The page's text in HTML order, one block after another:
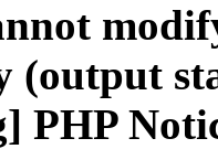
(output
PHP